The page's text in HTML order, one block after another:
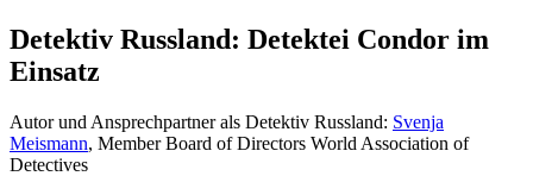
Detektiv Russland: Detektei Condor im
Einsatz
Autor und Ansprechpartner als Detektiv Russland: Svenja
Meismann, Member Board of Directors World Association of
Detectives